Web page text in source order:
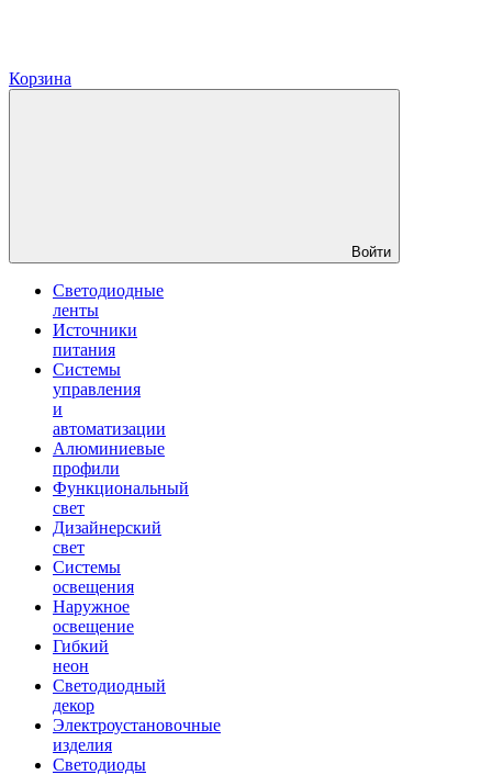
Корзина
Войти
Светодиодные
ленты
Источники
питания
Системы
управления
и
автоматизации
Алюминиевые
профили
Функциональный
свет
Дизайнерский
свет
Системы
освещения
Наружное
освещение
Гибкий
неон
Светодиодный
декор
Электроустановочные
изделия
Светодиоды